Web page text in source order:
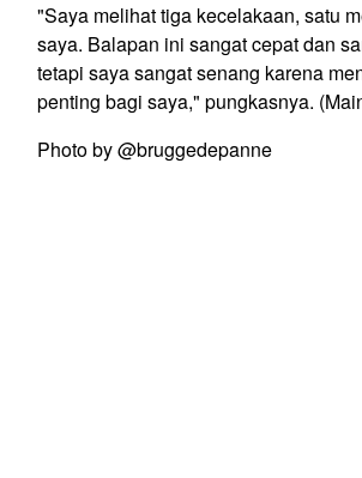
"Saya melihat tiga kecelakaan, satu
saya. Balapan ini sangat cepat dan
tetapi saya sangat senang karena
penting bagi saya," pungkasnya.
Photo by @bruggedepanne